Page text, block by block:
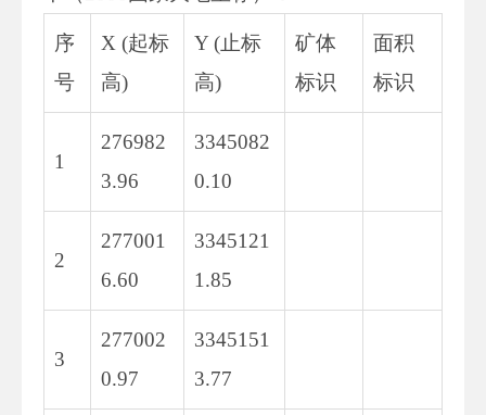
序
号
X (起标
高)
Y (止标
高)
矿体
标识
面积
标识
1
276982
3.96
3345082
0.10
2
277001
6.60
3345121
1.85
3
277002
0.97
3345151
3.77